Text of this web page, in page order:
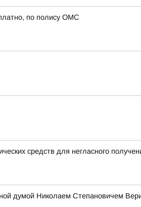
по полису ОМС
средств для негласного
думой Николаем Степановичем